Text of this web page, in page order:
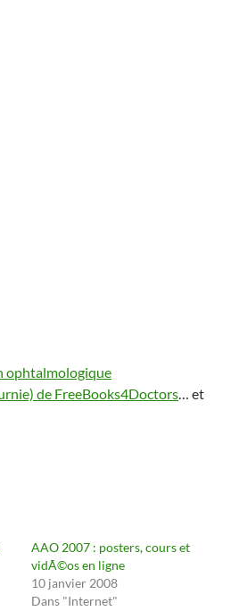
ophtalmologique
de FreeBooks4Doctors… et
AAO 2007 : posters, cours et
vidÃ©os en ligne
10 janvier 2008
Dans "Internet"